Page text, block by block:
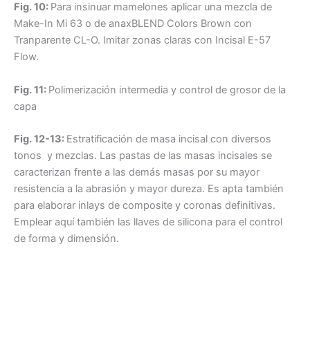
Fig. 10: Para insinuar mamelones aplicar una mezcla de
Make-In Mi 63 o de anaxBLEND Colors Brown con
Tranparente CL-O. Imitar zonas claras con Incisal E-57
Flow.
Fig. 11: Polimerización intermedia y control de grosor de la
capa
Fig. 12-13: Estratificación de masa incisal con diversos
tonos y mezclas. Las pastas de las masas incisales se
caracterizan frente a las demás masas por su mayor
resistencia a la abrasión y mayor dureza. Es apta también
para elaborar inlays de composite y coronas definitivas.
Emplear aquí también las llaves de silicona para el control
de forma y dimensión.